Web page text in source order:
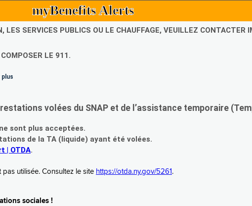
myBenefits Alerts
LES SERVICES PUBLICS OU LE CHAUFFAGE, VEUILLEZ CONTACTER
LE 911.
volées du SNAP et de l’assistance temporaire
sont plus acceptées.
de la TA (liquide) ayant été volées.
| OTDA.
utilisée. Consultez le site https://otda.ny.gov/5261 .
sociales !